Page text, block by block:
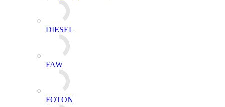
DIESEL
FAW
FOTON